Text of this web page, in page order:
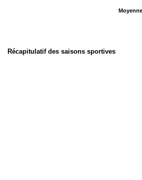
Récapitulatif des saisons sportives